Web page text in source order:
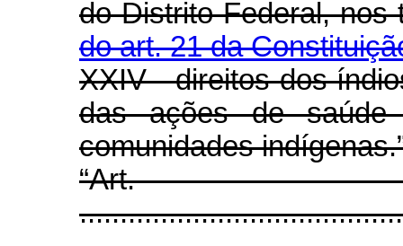
do Distrito Federal,
do art. 21 da
XXIV - direitos dos
das ações de saúde
comunidades